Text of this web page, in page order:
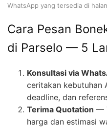
WhatsApp yang tersedia di
Cara Pesan
di Parselo — 5
Konsultasi via
ceritakan kebutuhan
deadline, dan
Terima Quotation —
harga dan estimasi